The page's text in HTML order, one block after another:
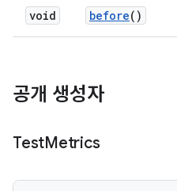
void before()
공개 생성자
TestMetrics